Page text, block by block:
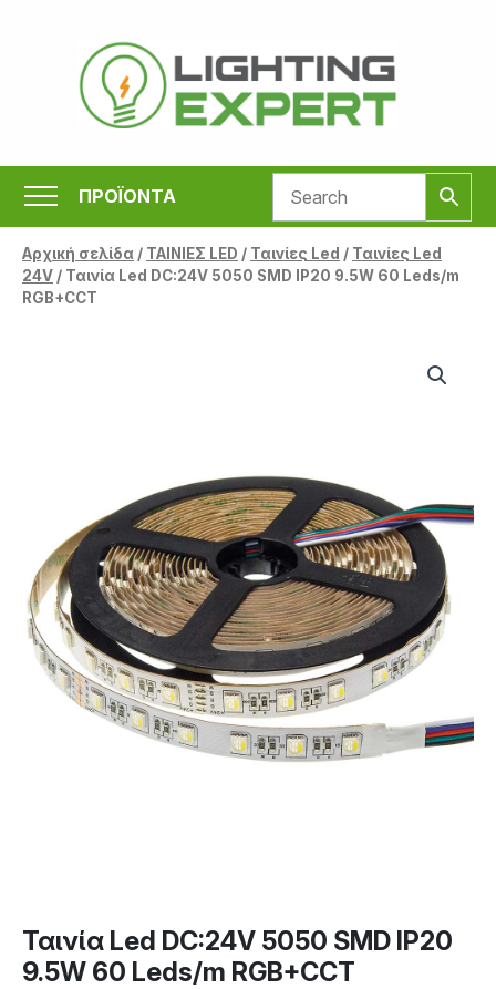
περιεχόμενο
ΠΡΟΪΟΝΤΑ
Αρχική σελίδα/ ΤΑΙΝΙΕΣ LED / Ταινίες Led / Ταινίες Led
24V/ Ταινία Led DC:24V 5050 SMD IP20 9.5W 60 Leds/m
RGB+CCT
Ταινία Led DC:24V 5050 SMD IP20
9.5W 60 Leds/m RGB+CCT